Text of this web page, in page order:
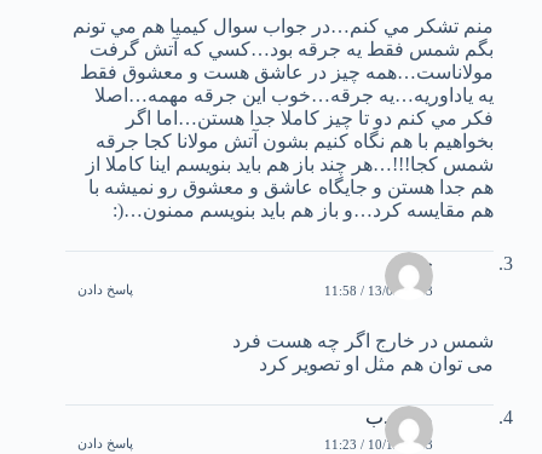
منم تشكر مي كنم…در جواب سوال كيميا هم مي تونم
بگم شمس فقط يه جرقه بود…كسي كه آتش گرفت
مولاناست…همه چيز در عاشق هست و معشوق فقط
يه ياداوريه…يه جرقه…خوب اين جرقه مهمه…اصلا
فكر مي كنم دو تا چيز كاملا جدا هستن…اما اگر
بخواهيم با هم نگاه كنيم بشون آتش مولانا كجا جرقه
شمس كجا!!!…هر چند باز هم بايد بنويسم اينا كاملا از
هم جدا هستن و جايگاه عاشق و معشوق رو نميشه با
هم مقايسه كرد…و باز هم بايد بنويسم ممنون…(:
جواد
13/09/2003 / 11:58 پاسخ دادن
شمس در خارج اگر چه هست فرد
می توان هم مثل او تصویر کرد
مهدی.ب
10/12/2003 / 11:23 پاسخ دادن